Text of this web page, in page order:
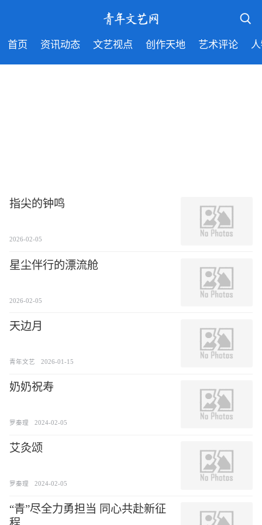
首页 资讯动态 文艺视点 创作天地 艺术评论
指尖的钟鸣
2026-02-05
星尘伴行的漂流舱
2026-02-05
天边月
青年文艺 2026-01-15
奶奶祝寿
罗秦理 2024-02-05
艾灸颂
罗秦理 2024-02-05
“青”尽全力勇担当 同心共赴新征